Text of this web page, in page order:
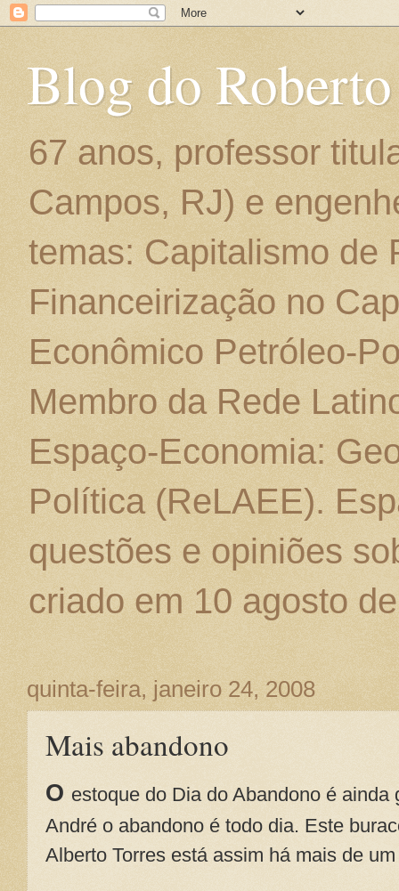
Blog do
67 anos, professor
Campos, RJ) e
temas: Capitalismo de
Financeirização no
Econômico Petróleo-
Membro da Rede
Espaço-Economia:
Política (ReLAEE).
questões e opiniões
criado em 10 agosto
quinta-feira, janeiro 24, 2008
Mais abandono
O estoque do Dia do Abandono é
André o abandono é todo dia. Este
Alberto Torres está assim há mais de